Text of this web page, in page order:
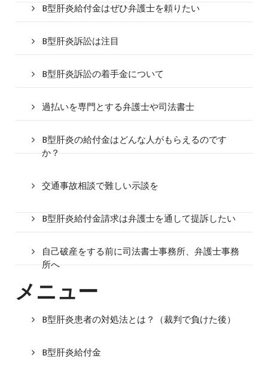
B型肝炎給付金はぜひ弁護士を頼りたい
B型肝炎訴訟は注目
B型肝炎訴訟の着手金について
過払いを専門とする弁護士や司法書士
B型肝炎の給付金はどんな人がもらえるのです
か？
交通事故相談で難しい示談を
B型肝炎給付金請求は弁護士を通して提訴したい
自己破産をする前に司法書士事務所、弁護士事務
所へ
メニュー
B型肝炎患者の対処法とは？（裁判で負けた後）
B型肝炎給付金